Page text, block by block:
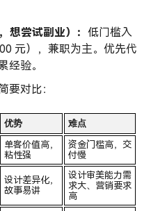
想尝试副业）： 低门槛入
元），兼职为主。优先代
经验。
要对比：
优势 难点
单客价值高，
粘性强
资金门槛高，交
付慢
设计差异化，
故事易讲
设计审美能力需
求大、营销要求
高